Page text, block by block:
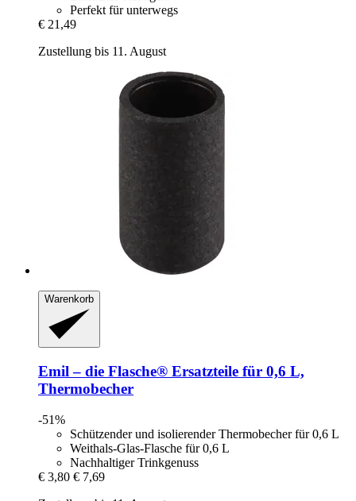
Perfekt für unterwegs
€ 21,49
Zustellung bis 11. August
Warenkorb
Emil – die Flasche® Ersatzteile für 0,6 L,
Thermobecher
-51%
Schützender und isolierender Thermobecher für 0,6 L
Weithals-Glas-Flasche für 0,6 L
Nachhaltiger Trinkgenuss
€ 3,80 € 7,69